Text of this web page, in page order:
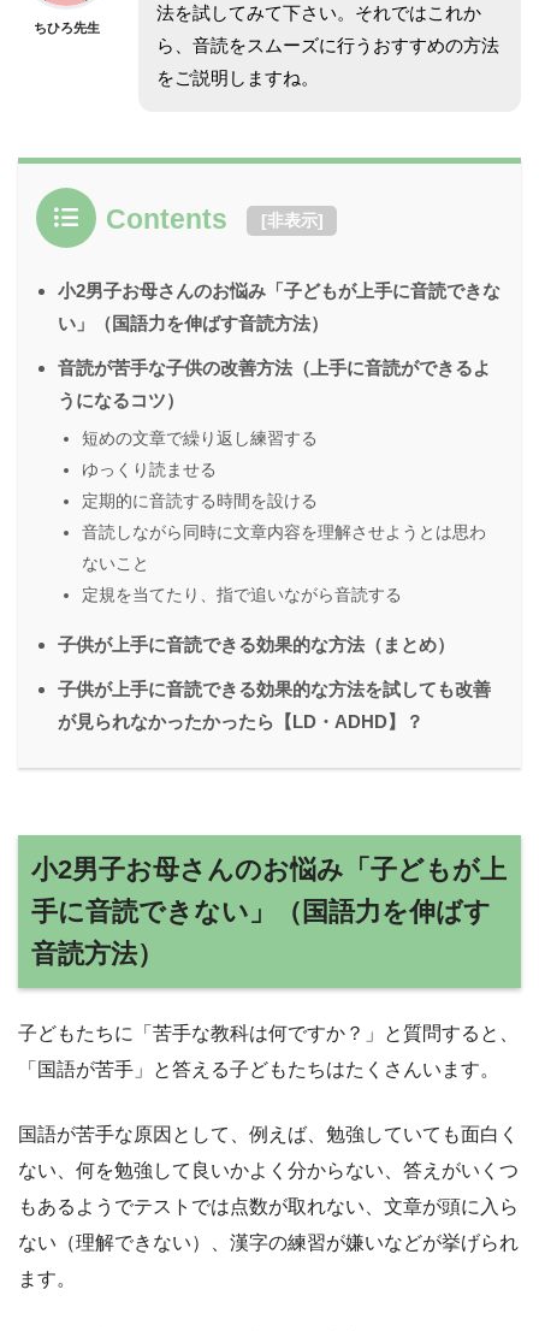
ちひろ先生
法を試してみて下さい。それではこれか
ら、音読をスムーズに行うおすすめの方法
をご説明しますね。
Contents [非表示]
小2男子お母さんのお悩み「子どもが上手に音読できな
い」（国語力を伸ばす音読方法）
音読が苦手な子供の改善方法（上手に音読ができるよ
うになるコツ）
短めの文章で繰り返し練習する
ゆっくり読ませる
定期的に音読する時間を設ける
音読しながら同時に文章内容を理解させようとは思わ
ないこと
定規を当てたり、指で追いながら音読する
子供が上手に音読できる効果的な方法（まとめ）
子供が上手に音読できる効果的な方法を試しても改善
が見られなかったかったら【LD・ADHD】？
小2男子お母さんのお悩み「子どもが上
手に音読できない」（国語力を伸ばす
音読方法）
子どもたちに「苦手な教科は何ですか？」と質問すると、
「国語が苦手」と答える子どもたちはたくさんいます。
国語が苦手な原因として、例えば、勉強していても面白く
ない、何を勉強して良いかよく分からない、答えがいくつ
もあるようでテストでは点数が取れない、文章が頭に入ら
ない（理解できない）、漢字の練習が嫌いなどが挙げられ
ます。